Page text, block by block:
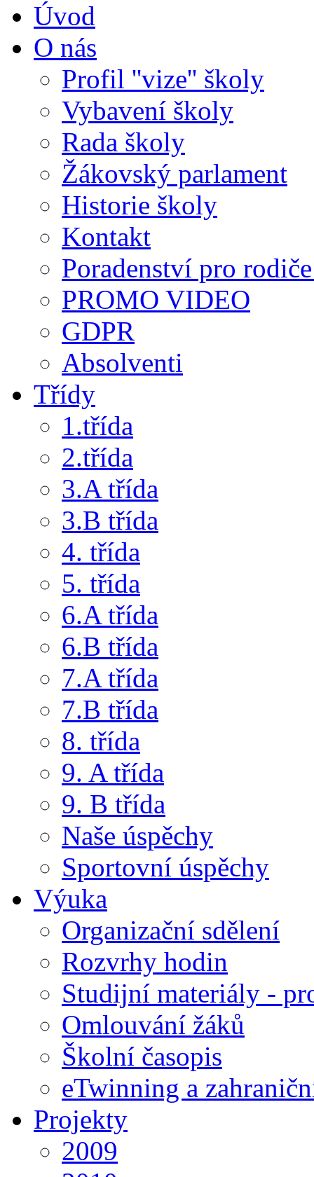
Úvod
O nás
Profil ''vize'' školy
Vybavení školy
Rada školy
Žákovský parlament
Historie školy
Kontakt
Poradenství pro
PROMO VIDEO
GDPR
Absolventi
Třídy
1.třída
2.třída
3.A třída
3.B třída
4. třída
5. třída
6.A třída
6.B třída
7.A třída
7.B třída
8. třída
9. A třída
9. B třída
Naše úspěchy
Sportovní úspěchy
Výuka
Organizační sdělení
Rozvrhy hodin
Studijní materiály -
Omlouvání žáků
Školní časopis
eTwinning a
Projekty
2009